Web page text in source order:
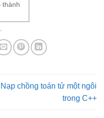
thành
Nạp chồng toán tử một ngôi
trong C++